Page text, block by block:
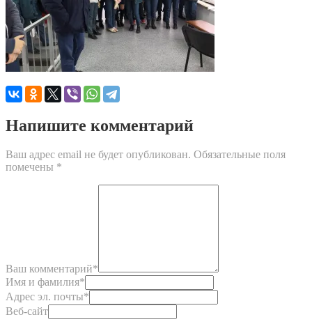
Напишите комментарий
Ваш адрес email не будет опубликован. Обязательные поля
помечены *
Ваш комментарий*
Имя и фамилия*
Адрес эл. почты*
Веб-сайт